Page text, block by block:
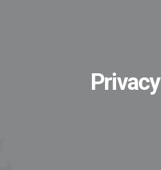
Privacy